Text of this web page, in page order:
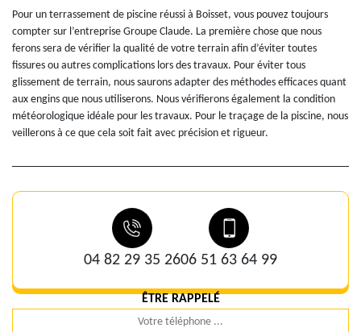
Pour un terrassement de piscine réussi à Boisset, vous pouvez toujours
compter sur l’entreprise Groupe Claude. La première chose que nous
ferons sera de vérifier la qualité de votre terrain afin d’éviter toutes
fissures ou autres complications lors des travaux. Pour éviter tous
glissement de terrain, nous saurons adapter des méthodes efficaces quant
aux engins que nous utiliserons. Nous vérifierons également la condition
météorologique idéale pour les travaux. Pour le traçage de la piscine, nous
veillerons à ce que cela soit fait avec précision et rigueur.
04 82 29 35 2606 51 63 64 99
ÊTRE RAPPELÉ